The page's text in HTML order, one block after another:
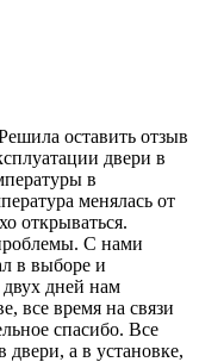
оставить отзыв
двери в
в
менялась от
открываться.
С нами
в выборе и
дней нам
все время на связи
спасибо. Все
а в установке,